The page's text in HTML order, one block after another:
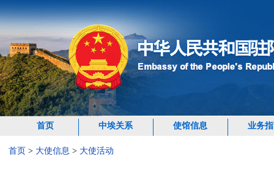
首页 中埃关系 使馆信息 业务
首页 > 大使信息 > 大使活动